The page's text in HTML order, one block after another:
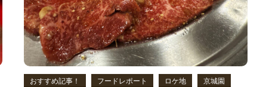
おすすめ記事！ フードレポート ロケ地
京城園